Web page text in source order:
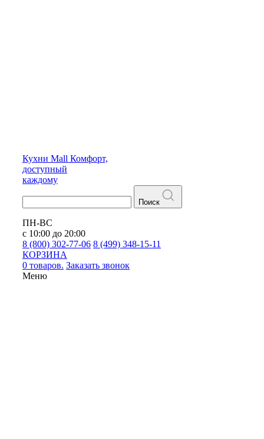
Кухни Mall Комфорт,
доступный
каждому
Поиск
ПН-ВС
с 10:00 до 20:00
8 (800) 302-77-06 8 (499) 348-15-11
КОРЗИНА
0 товаров. Заказать звонок
Меню